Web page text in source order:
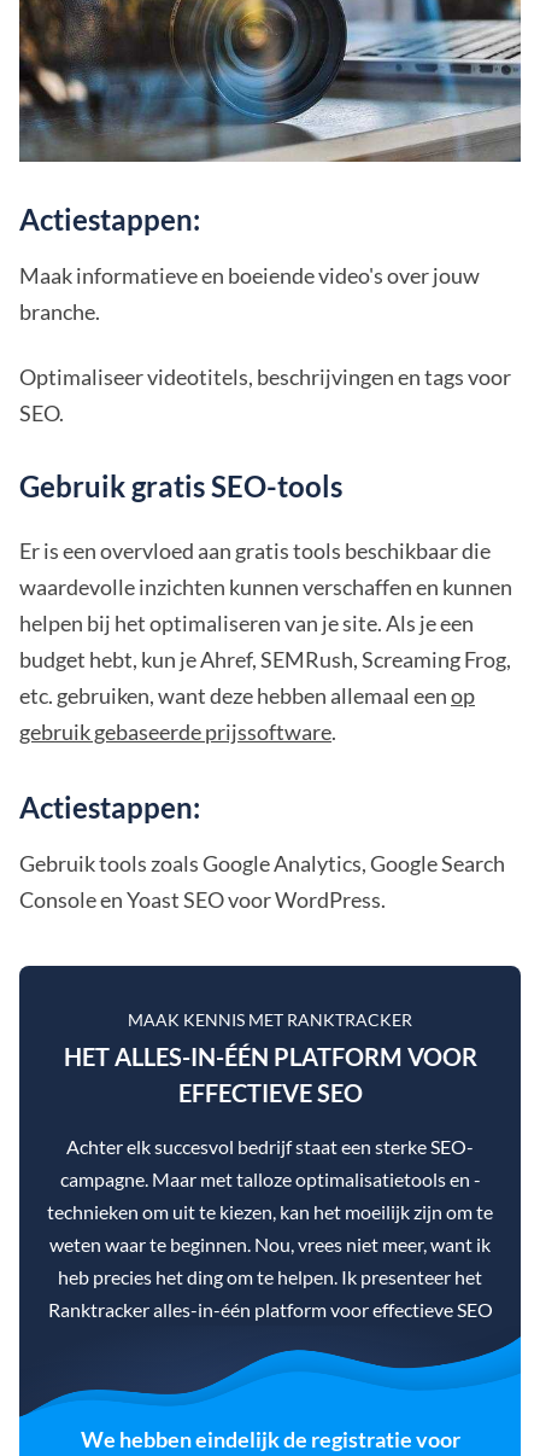
Actiestappen:
Maak informatieve en boeiende video's over jouw
branche.
Optimaliseer videotitels, beschrijvingen en tags voor
SEO.
Gebruik gratis SEO-tools
Er is een overvloed aan gratis tools beschikbaar die
waardevolle inzichten kunnen verschaffen en kunnen
helpen bij het optimaliseren van je site. Als je een
budget hebt, kun je Ahref, SEMRush, Screaming Frog,
etc. gebruiken, want deze hebben allemaal eenop
gebruik gebaseerde prijssoftware.
Actiestappen:
Gebruik tools zoals Google Analytics, Google Search
Console en Yoast SEO voor WordPress.
MAAK KENNIS MET RANKTRACKER
HET ALLES-IN-ÉÉN PLATFORM VOOR
EFFECTIEVE SEO
Achter elk succesvol bedrijf staat een sterke SEO-
campagne. Maar met talloze optimalisatietools en -
technieken om uit te kiezen, kan het moeilijk zijn om te
weten waar te beginnen. Nou, vrees niet meer, want ik
heb precies het ding om te helpen. Ik presenteer het
Ranktracker alles-in-één platform voor effectieve SEO
We hebben eindelijk de registratie voor